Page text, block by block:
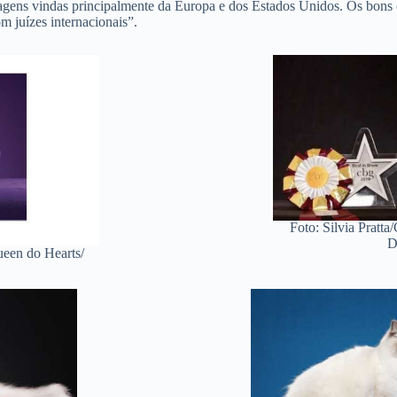
vindas principalmente da Europa e dos Estados Unidos. Os
juízes internacionais”.
do Hearts/
Foto: Silvia